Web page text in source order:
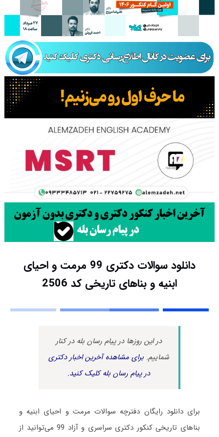
دانلود سوالات دکتری 99 مرمت و احیای
ابنیه و بناهای تاریخی کد 2506
در این روزها در پیام رسان بله در کنار
شماییم.برای مشاهده آخرین اخبار دکتری
در پیام رسان بله کلیک کنید.
برای دانلود رایگان دفترچه سوالات مرمت و احیای ابنیه و
بناهای تاریخی کنکور دکتری سراسری و آزاد 99 می‌توانید از